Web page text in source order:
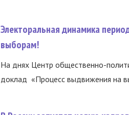
Электоральная динамика
выборам!
На днях Центр общественно-
доклад «Процесс выдвижения на